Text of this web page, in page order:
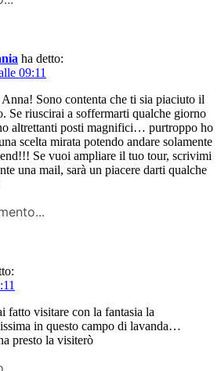
ha detto:
09:11
Sono contenta che ti sia piaciuto il
Se riuscirai a soffermarti qualche giorno
altrettanti posti magnifici… purtroppo ho
scelta mirata potendo andare solamente
Se vuoi ampliare il tuo tour, scrivimi
una mail, sarà un piacere darti qualche
fatto visitare con la fantasia la
in questo campo di lavanda…
presto la visiterò